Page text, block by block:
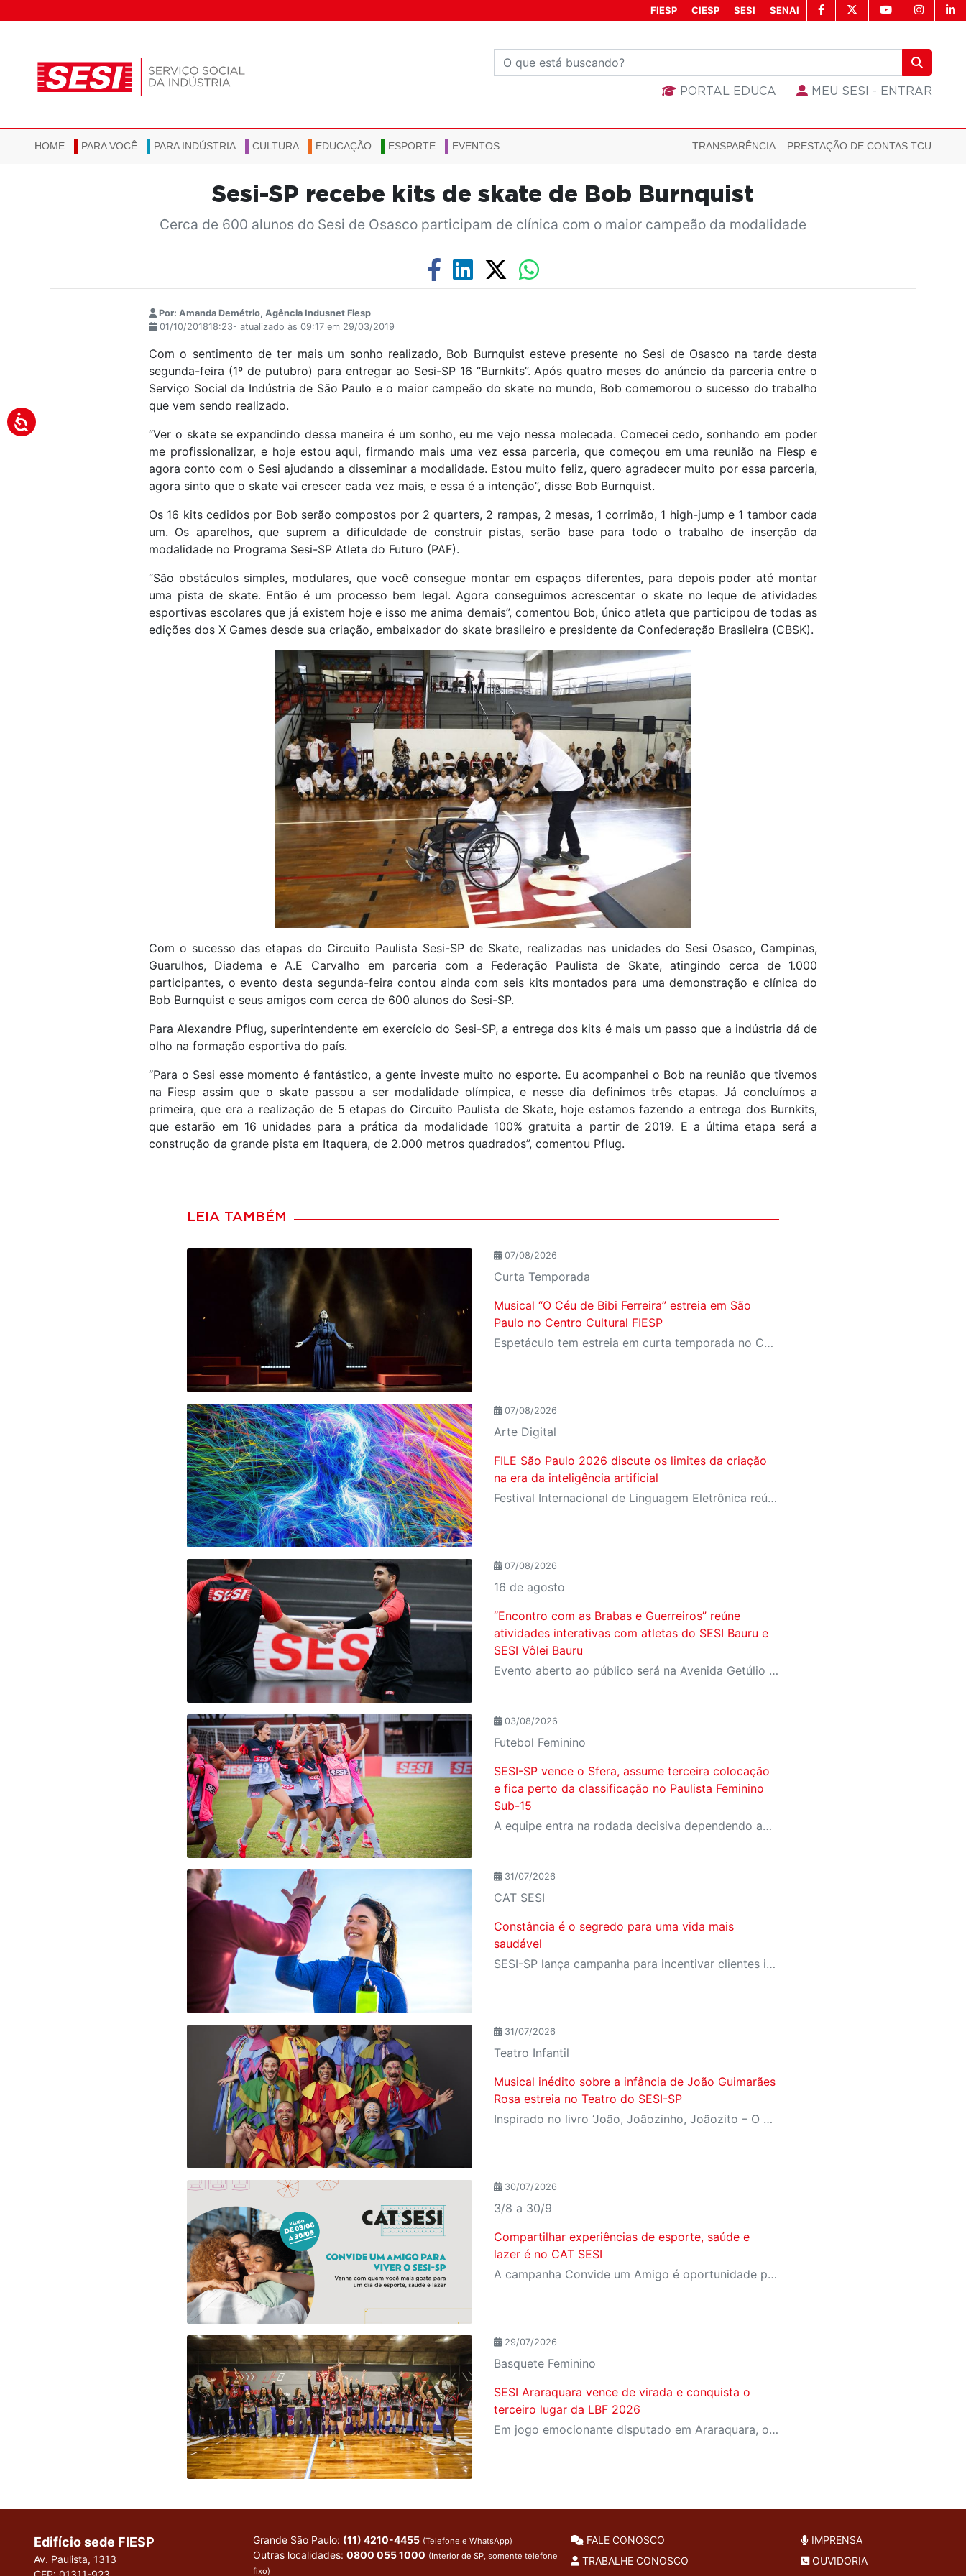
FIESP CIESP SESI SENAI
PORTAL EDUCA MEU SESI - ENTRAR
HOME PARA VOCÊ PARA INDÚSTRIA CULTURA EDUCAÇÃO ESPORTE EVENTOS TRANSPARÊNCIA PRESTAÇÃO DE CONTAS TCU
Sesi-SP recebe kits de skate de Bob Burnquist
Cerca de 600 alunos do Sesi de Osasco participam de clínica com o maior campeão da modalidade
Por: Amanda Demétrio, Agência Indusnet Fiesp
01/10/201818:23- atualizado às 09:17 em 29/03/2019
Com o sentimento de ter mais um sonho realizado, Bob Burnquist esteve presente no Sesi de Osasco na tarde desta
segunda-feira (1º de putubro) para entregar ao Sesi-SP 16 “Burnkits”. Após quatro meses do anúncio da parceria entre o
Serviço Social da Indústria de São Paulo e o maior campeão do skate no mundo, Bob comemorou o sucesso do trabalho
que vem sendo realizado.
“Ver o skate se expandindo dessa maneira é um sonho, eu me vejo nessa molecada. Comecei cedo, sonhando em poder
me profissionalizar, e hoje estou aqui, firmando mais uma vez essa parceria, que começou em uma reunião na Fiesp e
agora conto com o Sesi ajudando a disseminar a modalidade. Estou muito feliz, quero agradecer muito por essa parceria,
agora sinto que o skate vai crescer cada vez mais, e essa é a intenção”, disse Bob Burnquist.
Os 16 kits cedidos por Bob serão compostos por 2 quarters, 2 rampas, 2 mesas, 1 corrimão, 1 high-jump e 1 tambor cada
um. Os aparelhos, que suprem a dificuldade de construir pistas, serão base para todo o trabalho de inserção da
modalidade no Programa Sesi-SP Atleta do Futuro (PAF).
“São obstáculos simples, modulares, que você consegue montar em espaços diferentes, para depois poder até montar
uma pista de skate. Então é um processo bem legal. Agora conseguimos acrescentar o skate no leque de atividades
esportivas escolares que já existem hoje e isso me anima demais”, comentou Bob, único atleta que participou de todas as
edições dos X Games desde sua criação, embaixador do skate brasileiro e presidente da Confederação Brasileira (CBSK).
Com o sucesso das etapas do Circuito Paulista Sesi-SP de Skate, realizadas nas unidades do Sesi Osasco, Campinas,
Guarulhos, Diadema e A.E Carvalho em parceria com a Federação Paulista de Skate, atingindo cerca de 1.000
participantes, o evento desta segunda-feira contou ainda com seis kits montados para uma demonstração e clínica do
Bob Burnquist e seus amigos com cerca de 600 alunos do Sesi-SP.
Para Alexandre Pflug, superintendente em exercício do Sesi-SP, a entrega dos kits é mais um passo que a indústria dá de
olho na formação esportiva do país.
“Para o Sesi esse momento é fantástico, a gente investe muito no esporte. Eu acompanhei o Bob na reunião que tivemos
na Fiesp assim que o skate passou a ser modalidade olímpica, e nesse dia definimos três etapas. Já concluímos a
primeira, que era a realização de 5 etapas do Circuito Paulista de Skate, hoje estamos fazendo a entrega dos Burnkits,
que estarão em 16 unidades para a prática da modalidade 100% gratuita a partir de 2019. E a última etapa será a
construção da grande pista em Itaquera, de 2.000 metros quadrados”, comentou Pflug.
LEIA TAMBÉM
07/08/2026
Curta Temporada
Musical “O Céu de Bibi Ferreira” estreia em São
Paulo no Centro Cultural FIESP
Espetáculo tem estreia em curta temporada no Centro Cultural FIESP, no dia 20 de agosto, às 20h.
07/08/2026
Arte Digital
FILE São Paulo 2026 discute os limites da criação
na era da inteligência artificial
Festival Internacional de Linguagem Eletrônica reúne cerca de 150 obras de artistas de diversos países e convida o público a refletir sobre as novas relações entre arte, tecnologia e inteligência artificial
07/08/2026
16 de agosto
“Encontro com as Brabas e Guerreiros” reúne
atividades interativas com atletas do SESI Bauru e
SESI Vôlei Bauru
Evento aberto ao público será na Avenida Getúlio Vargas, no domingo, 16, às 9h, com revelação do novo uniforme da equipe
03/08/2026
Futebol Feminino
SESI-SP vence o Sfera, assume terceira colocação
e fica perto da classificação no Paulista Feminino
Sub-15
A equipe entra na rodada decisiva dependendo apenas de seus próprios resultados para avançar ao mata-mata
31/07/2026
CAT SESI
Constância é o segredo para uma vida mais
saudável
SESI-SP lança campanha para incentivar clientes inativos a retomarem a prática de atividades físicas, esporte e lazer com benefícios exclusivos
31/07/2026
Teatro Infantil
Musical inédito sobre a infância de João Guimarães
Rosa estreia no Teatro do SESI-SP
Inspirado no livro ‘João, Joãozinho, Joãozito – O Menino Encantado’, de Claudio Fragata, com direção e dramaturgia de Márcio Araújo, espetáculo acompanha os primeiros anos de vida do escritor mineiro e transforma sua infância em uma celebração da imaginação, da leitura e da cultura popular brasileira
30/07/2026
3/8 a 30/9
Compartilhar experiências de esporte, saúde e
lazer é no CAT SESI
A campanha Convide um Amigo é oportunidade para reunir amigos para aproveitar juntos toda estrutura da unidade SESI-SP mais próxima. Os benefícios para clientes e convidados estão no regulamento
29/07/2026
Basquete Feminino
SESI Araraquara vence de virada e conquista o
terceiro lugar da LBF 2026
Em jogo emocionante disputado em Araraquara, o SESI Araraquara Basquete superou um déficit de quase 20 pontos, contou com o apoio massivo da torcida e derrotou o Cerrado BRB por 77 a 71, conquistando o terceiro lugar da LBF Loterias Caixa 2026
Edifício sede FIESP
Av. Paulista, 1313
Grande São Paulo: (11) 4210-4455 (Telefone e WhatsApp)
Outras localidades: 0800 055 1000 (Interior de SP, somente telefone
fixo)
FALE CONOSCO
TRABALHE CONOSCO
IMPRENSA
OUVIDORIA